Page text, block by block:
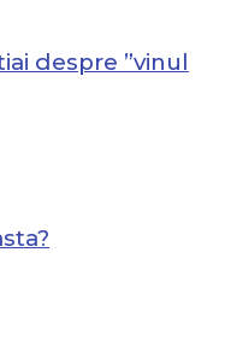
despre ”vinul